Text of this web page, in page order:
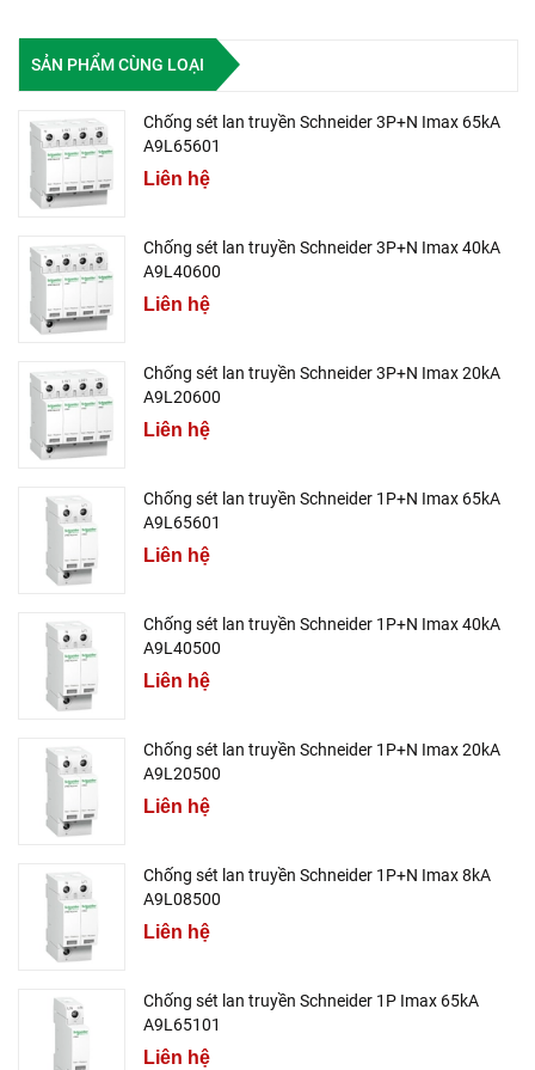
SẢN PHẨM CÙNG LOẠI
Chống sét lan truyền Schneider 3P+N Imax 65kA
A9L65601
Liên hệ
Chống sét lan truyền Schneider 3P+N Imax 40kA
A9L40600
Liên hệ
Chống sét lan truyền Schneider 3P+N Imax 20kA
A9L20600
Liên hệ
Chống sét lan truyền Schneider 1P+N Imax 65kA
A9L65601
Liên hệ
Chống sét lan truyền Schneider 1P+N Imax 40kA
A9L40500
Liên hệ
Chống sét lan truyền Schneider 1P+N Imax 20kA
A9L20500
Liên hệ
Chống sét lan truyền Schneider 1P+N Imax 8kA
A9L08500
Liên hệ
Chống sét lan truyền Schneider 1P Imax 65kA
A9L65101
Liên hệ